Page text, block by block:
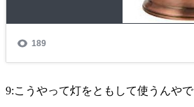
9:こうやって灯をともして使うんやで